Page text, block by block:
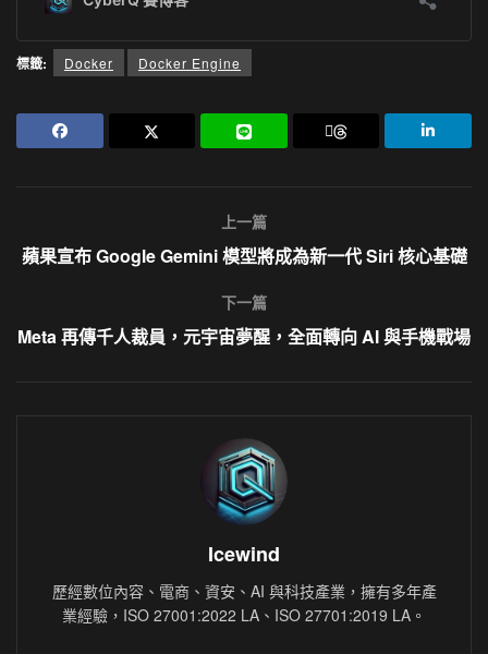
標籤: Docker Docker Engine
上一篇
蘋果宣布 Google Gemini 模型將成為新一代 Siri 核心基礎
下一篇
Meta 再傳千人裁員，元宇宙夢醒，全面轉向 AI 與手機戰場
Icewind
歷經數位內容、電商、資安、AI 與科技產業，擁有多年產
業經驗，ISO 27001:2022 LA、ISO 27701:2019 LA。